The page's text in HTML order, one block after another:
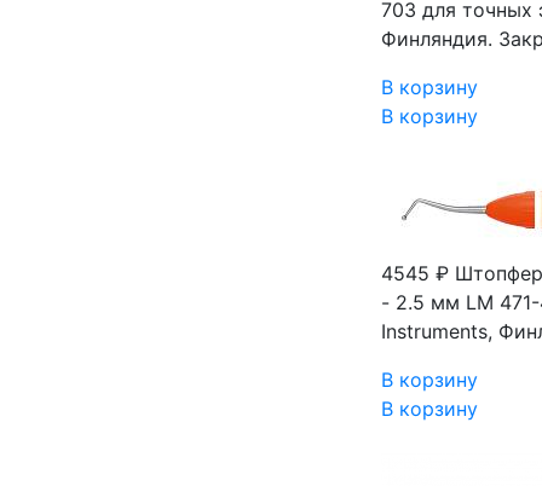
703 для точных
Финляндия.
В корзину
В корзину
4545 ₽
- 2.5 мм LM 471-
Instruments,
В корзину
В корзину